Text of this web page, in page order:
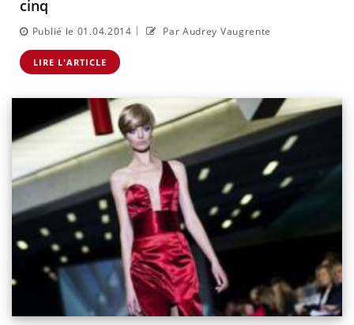
cinq
Publié le 01.04.2014 | Par Audrey Vaugrente
LIRE L'ARTICLE